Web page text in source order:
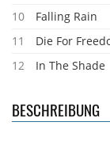
10
Falling Rain
11
Die For
12
In The Shade
BESCHREIBUNG